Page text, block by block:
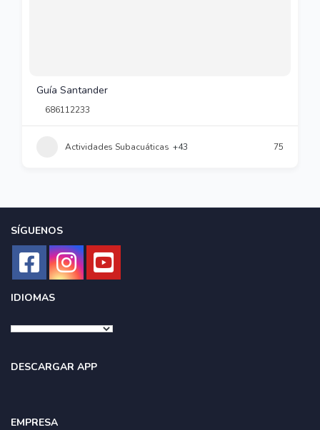
Guía Santander
686112233
Actividades Subacuáticas +43 75
SÍGUENOS
IDIOMAS
DESCARGAR APP
EMPRESA